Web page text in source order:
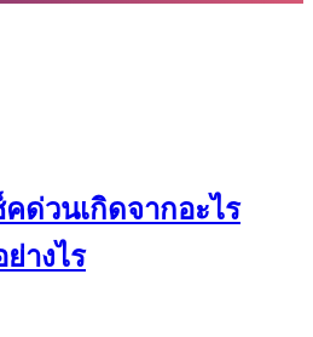
ด่วนเกิดจากอะไร
างไร